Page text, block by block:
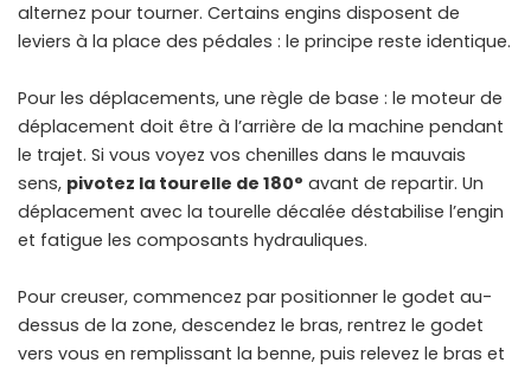
alternez pour tourner. Certains engins disposent de
leviers à la place des pédales : le principe reste identique.
Pour les déplacements, une règle de base : le moteur de
déplacement doit être à l’arrière de la machine pendant
le trajet. Si vous voyez vos chenilles dans le mauvais
sens, pivotez la tourelle de 180° avant de repartir. Un
déplacement avec la tourelle décalée déstabilise l’engin
et fatigue les composants hydrauliques.
Pour creuser, commencez par positionner le godet au-
dessus de la zone, descendez le bras, rentrez le godet
vers vous en remplissant la benne, puis relevez le bras et